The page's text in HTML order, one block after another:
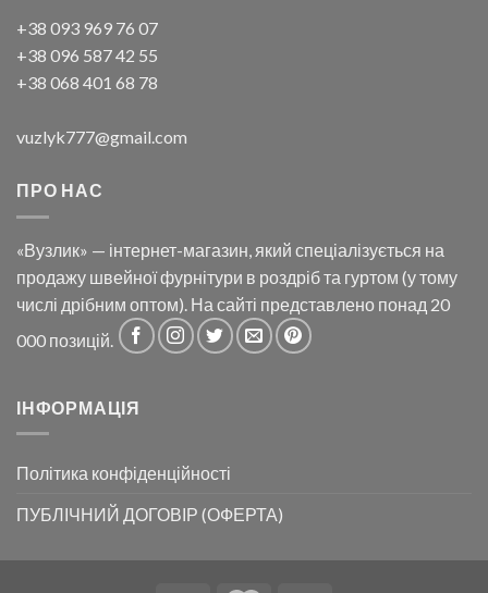
+38 093 969 76 07
+38 096 587 42 55
+38 068 401 68 78
vuzlyk777@gmail.com
ПРО НАС
«Вузлик» — інтернет-магазин, який спеціалізується на
продажу швейної фурнітури в роздріб та гуртом (у тому
числі дрібним оптом). На сайті представлено понад 20
000 позицій.
ІНФОРМАЦІЯ
Політика конфіденційності
ПУБЛІЧНИЙ ДОГОВІР (ОФЕРТА)